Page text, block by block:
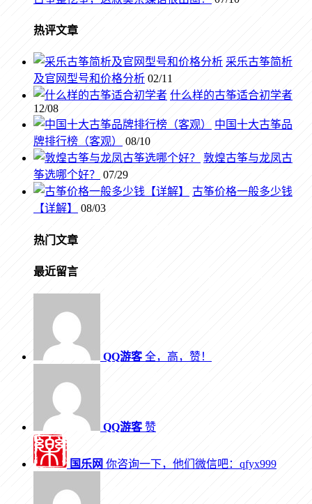
热评文章
采乐古筝简析
及官网型号和价格分析 02/11
什么样的古筝适合初学者
12/08
中国十大古筝品
牌排行榜（客观）
08/10
敦煌古筝与龙凤古
筝选哪个好？
07/29
古筝价格一般多少钱
【详解】
08/03
热门文章
最近留言
QQ游客全，高，赞！
QQ游客赞
国乐网 你咨询一下，他们微信吧：qfyx999